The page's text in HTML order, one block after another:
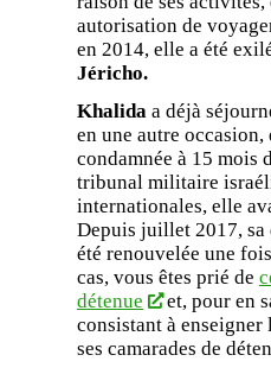
autorisation de
en 2014, elle a été
Jéricho.
Khalida a déjà
en une autre occasion,
condamnée à 15 mois
tribunal militaire
internationales, elle
Depuis juillet 2017,
été renouvelée une
cas, vous êtes prié de
détenue
et, pour en
consistant à
ses camarades de